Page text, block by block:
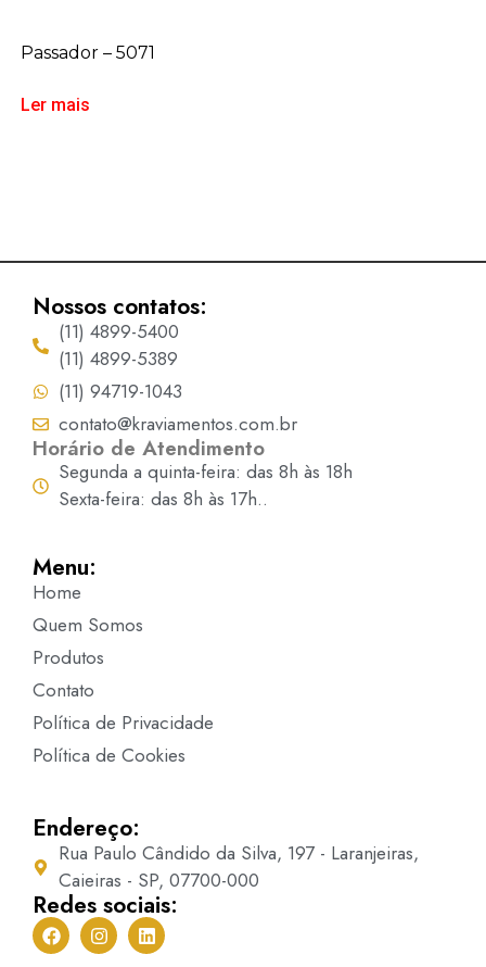
Passador – 5071
Ler mais
Nossos contatos:
(11) 4899-5400
(11) 4899-5389
(11) 94719-1043
contato@kraviamentos.com.br
Horário de Atendimento
Segunda a quinta-feira: das 8h às 18h
Sexta-feira: das 8h às 17h..
Menu:
Home
Quem Somos
Produtos
Contato
Política de Privacidade
Política de Cookies
Endereço:
Rua Paulo Cândido da Silva, 197 - Laranjeiras,
Caieiras - SP, 07700-000
Redes sociais: